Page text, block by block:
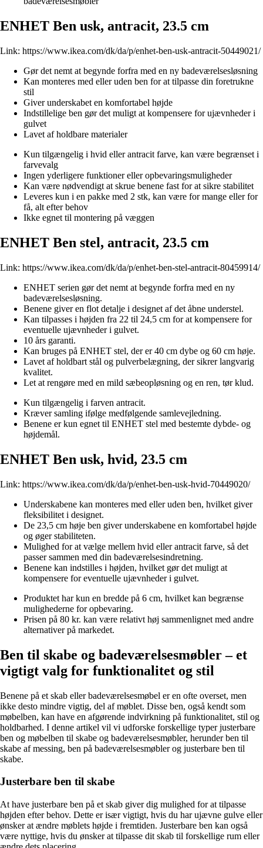
ENHET Ben usk, antracit, 23.5 cm
Link: https://www.ikea.com/dk/da/p/enhet-ben-usk-antracit-50449021/
Gør det nemt at begynde forfra med en ny badeværelsesløsning
Kan monteres med eller uden ben for at tilpasse din foretrukne
stil
Giver underskabet en komfortabel højde
Indstillelige ben gør det muligt at kompensere for ujævnheder i
gulvet
Lavet af holdbare materialer
Kun tilgængelig i hvid eller antracit farve, kan være begrænset i
farvevalg
Ingen yderligere funktioner eller opbevaringsmuligheder
Kan være nødvendigt at skrue benene fast for at sikre stabilitet
Leveres kun i en pakke med 2 stk, kan være for mange eller for
få, alt efter behov
Ikke egnet til montering på væggen
ENHET Ben stel, antracit, 23.5 cm
Link: https://www.ikea.com/dk/da/p/enhet-ben-stel-antracit-80459914/
ENHET serien gør det nemt at begynde forfra med en ny
badeværelsesløsning.
Benene giver en flot detalje i designet af det åbne understel.
Kan tilpasses i højden fra 22 til 24,5 cm for at kompensere for
eventuelle ujævnheder i gulvet.
10 års garanti.
Kan bruges på ENHET stel, der er 40 cm dybe og 60 cm høje.
Lavet af holdbart stål og pulverbelægning, der sikrer langvarig
kvalitet.
Let at rengøre med en mild sæbeopløsning og en ren, tør klud.
Kun tilgængelig i farven antracit.
Kræver samling ifølge medfølgende samlevejledning.
Benene er kun egnet til ENHET stel med bestemte dybde- og
højdemål.
ENHET Ben usk, hvid, 23.5 cm
Link: https://www.ikea.com/dk/da/p/enhet-ben-usk-hvid-70449020/
Underskabene kan monteres med eller uden ben, hvilket giver
fleksibilitet i designet.
De 23,5 cm høje ben giver underskabene en komfortabel højde
og øger stabiliteten.
Mulighed for at vælge mellem hvid eller antracit farve, så det
passer sammen med din badeværelsesindretning.
Benene kan indstilles i højden, hvilket gør det muligt at
kompensere for eventuelle ujævnheder i gulvet.
Produktet har kun en bredde på 6 cm, hvilket kan begrænse
mulighederne for opbevaring.
Prisen på 80 kr. kan være relativt høj sammenlignet med andre
alternativer på markedet.
Ben til skabe og badeværelsesmøbler – et
vigtigt valg for funktionalitet og stil
Benene på et skab eller badeværelsesmøbel er en ofte overset, men
ikke desto mindre vigtig, del af møblet. Disse ben, også kendt som
møbelben, kan have en afgørende indvirkning på funktionalitet, stil og
holdbarhed. I denne artikel vil vi udforske forskellige typer justerbare
ben og møbelben til skabe og badeværelsesmøbler, herunder ben til
skabe af messing, ben på badeværelsesmøbler og justerbare ben til
skabe.
Justerbare ben til skabe
At have justerbare ben på et skab giver dig mulighed for at tilpasse
højden efter behov. Dette er især vigtigt, hvis du har ujævne gulve eller
ønsker at ændre møblets højde i fremtiden. Justerbare ben kan også
være nyttige, hvis du ønsker at tilpasse dit skab til forskellige rum eller